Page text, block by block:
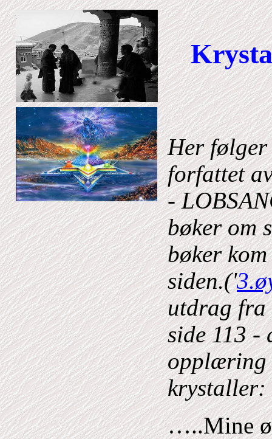
Her følger
forfattet
-
bøker om
bøker
siden.('
utdrag
side 113 -
opplæring
krystaller:
…..Mine